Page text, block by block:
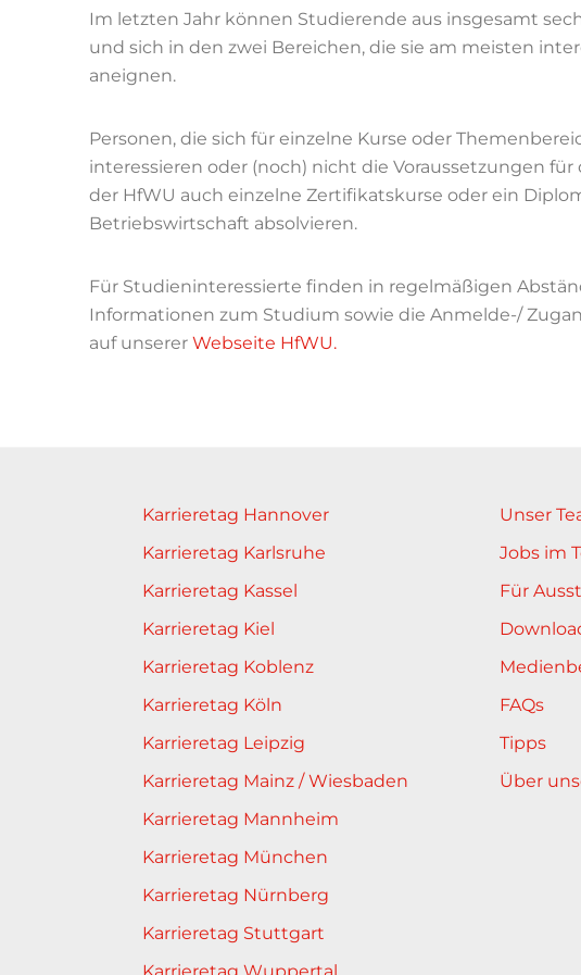
Im letzten Jahr können Studierende aus insgesamt
und sich in den zwei Bereichen, die sie am meisten
aneignen.
Personen, die sich für einzelne Kurse oder
interessieren oder (noch) nicht die Voraussetzungen
der HfWU auch einzelne Zertifikatskurse oder ein
Betriebswirtschaft absolvieren.
Für Studieninteressierte finden in regelmäßigen
Informationen zum Studium sowie die Anmelde-/
auf unserer Webseite HfWU.
Karrieretag Hannover
Karrieretag Karlsruhe
Karrieretag Kassel
Karrieretag Kiel
Karrieretag Koblenz
Karrieretag Köln
Karrieretag Leipzig
Karrieretag Mainz / Wiesbaden
Karrieretag Mannheim
Karrieretag München
Karrieretag Nürnberg
Karrieretag Stuttgart
Karrieretag Wuppertal
Unser
Jobs im
Für
FAQs
Tipps
Über